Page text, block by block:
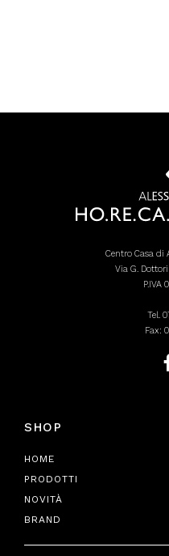
Centro Casa di
Via G.
P.IVA
Tel.
Fax:
SHOP
HOME
PRODOTTI
NOVITÀ
BRAND